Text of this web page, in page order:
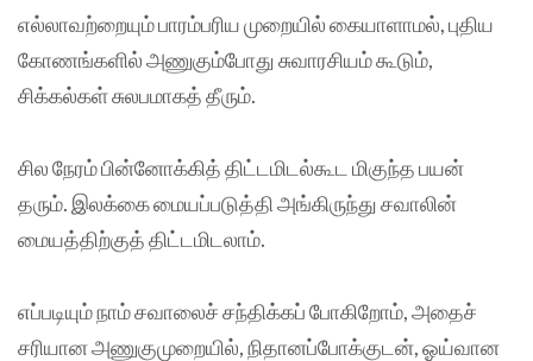
எல்லாவற்றையும் பாரம்பரிய முறையில் கையாளாமல், புதிய
கோணங்களில் அணுகும்போது சுவாரசியம் கூடும்,
சிக்கல்கள் சுலபமாகத் தீரும்.
சில நேரம் பின்னோக்கித் திட்டமிடல்கூட மிகுந்த பயன்
தரும். இலக்கை மையப்படுத்தி அங்கிருந்து சவாலின்
மையத்திற்குத் திட்டமிடலாம்.
எப்படியும் நாம் சவாலைச் சந்திக்கப் போகிறோம், அதைச்
சரியான அணுகுமுறையில், நிதானப்போக்குடன், ஓய்வான